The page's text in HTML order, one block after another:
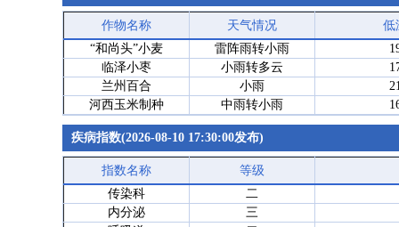
作物名称 天气情况
低
“和尚头”小麦
雷阵雨转小雨
临泽小枣
小雨转多云
兰州百合
小雨
河西玉米制种
中雨转小雨
疾病指数(2026-08-10 17:30:00发布)
指数名称
等级
传染科
二
内分泌
三